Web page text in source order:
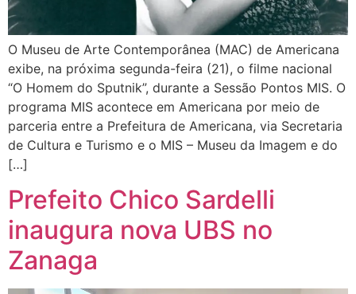
O Museu de Arte Contemporânea (MAC) de Americana
exibe, na próxima segunda-feira (21), o filme nacional
“O Homem do Sputnik”, durante a Sessão Pontos MIS. O
programa MIS acontece em Americana por meio de
parceria entre a Prefeitura de Americana, via Secretaria
de Cultura e Turismo e o MIS – Museu da Imagem e do
[…]
Prefeito Chico Sardelli
inaugura nova UBS no
Zanaga